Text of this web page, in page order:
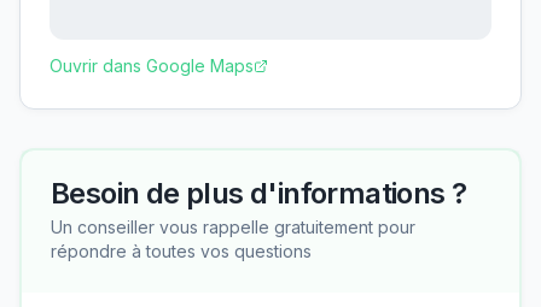
Ouvrir dans Google Maps
Besoin de plus d'informations ?
Un conseiller vous rappelle gratuitement pour
répondre à toutes vos questions